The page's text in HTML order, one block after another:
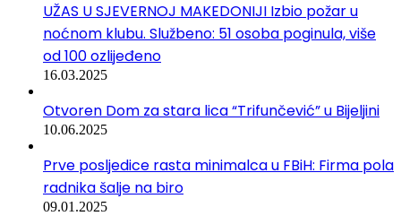
UŽAS U SJEVERNOJ MAKEDONIJI Izbio požar u
noćnom klubu. Službeno: 51 osoba poginula, više
od 100 ozlijeđeno
16.03.2025
Otvoren Dom za stara lica “Trifunčević” u Bijeljini
10.06.2025
Prve posljedice rasta minimalca u FBiH: Firma pola
radnika šalje na biro
09.01.2025